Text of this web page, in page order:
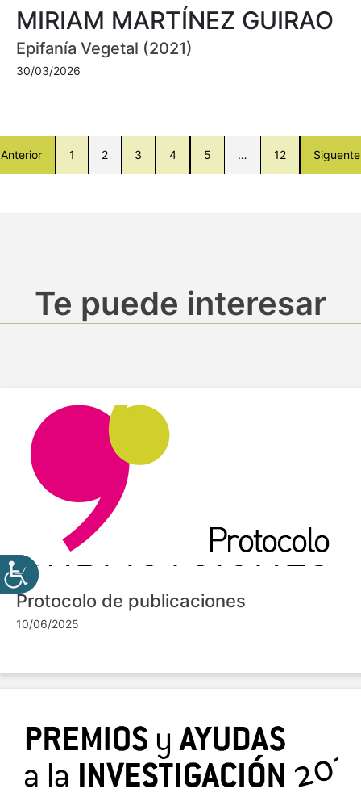
MIRIAM MARTÍNEZ GUIRAO
Epifanía Vegetal (2021)
30/03/2026
Anterior 1 2 3 4 5 … 12 Siguente
Te puede interesar
Protocolo de publicaciones
10/06/2025